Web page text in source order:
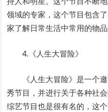
领域的专家，这个节目包含
家了解日常生活中常用的物品
4.《人生大冒险》
《人生大冒险》是一个
秀节目，并进行关于各种社
综艺节目也是很有名的，这